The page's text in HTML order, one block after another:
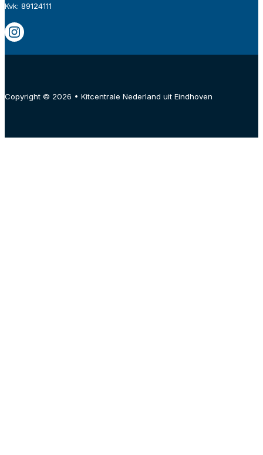
Kvk: 89124111
Copyright © 2026 • Kitcentrale Nederland uit Eindhoven